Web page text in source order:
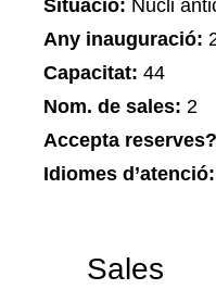
Situació: Nucli
Any inauguració:
Capacitat: 44
Nom. de sales: 2
Accepta
Idiomes d’atenció:
Sales